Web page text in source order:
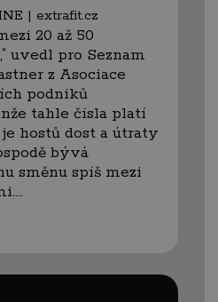
| extrafit.cz
20 až 50
uvedl pro Seznam
z Asociace
podniků
tahle čísla platí
hostů dost a útraty
bývá
směnu spíš mezi